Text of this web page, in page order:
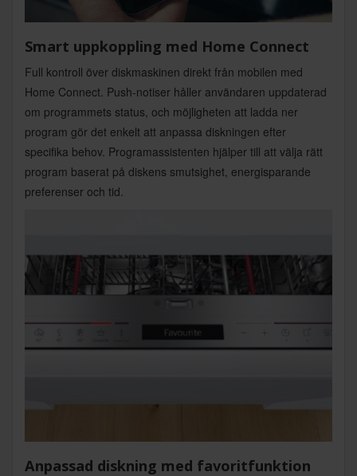
Smart uppkoppling med Home Connect
Full kontroll över diskmaskinen direkt från mobilen med
Home Connect. Push-notiser håller användaren uppdaterad
om programmets status, och möjligheten att ladda ner
program gör det enkelt att anpassa diskningen efter
specifika behov. Programassistenten hjälper till att välja rätt
program baserat på diskens smutsighet, energisparande
preferenser och tid.
Anpassad diskning med favoritfunktion